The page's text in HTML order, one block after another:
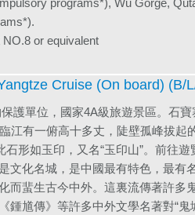
programs*), Wu Gorge,
or equivalent
Cruise (On board) (B/
護單位，國家4A級旅遊景區。石寶
江有一俯高十多丈，陡壁孤峰拔起
形如玉印，又名“玉印山”。前往遊
文化名城，是中國最有特色，最有
而蜚生古今中外。這裏流傳著許多
鍾馗傳》等許多中外文學名著對“鬼